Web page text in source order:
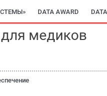
DATA AWARD
медиков